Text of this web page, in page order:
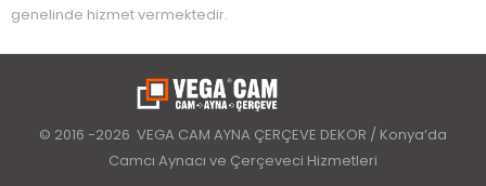
genelinde hizmet vermektedir.
© 2016 -2026 VEGA CAM AYNA ÇERÇEVE DEKOR / Konya’da
Camcı Aynacı ve Çerçeveci Hizmetleri